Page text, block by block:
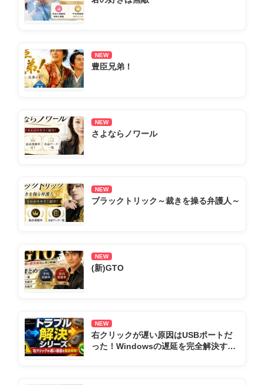
NEW
豊臣兄弟！
NEW
さよならノワール
NEW
ブラックトリック～裁きを操る弁護人～
NEW
(新)GTO
NEW
右クリックが遅い原因はUSBポートだ
った！Windowsの遅延を完全解決する